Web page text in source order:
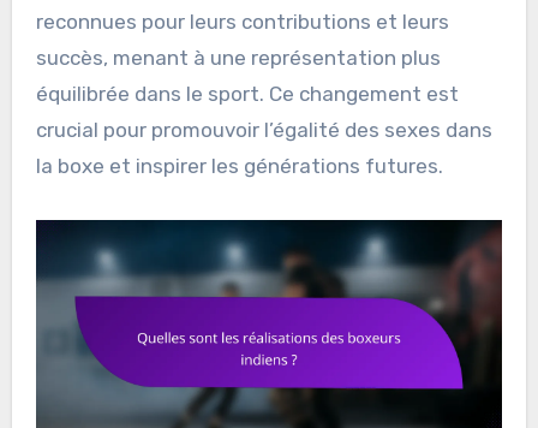
reconnues pour leurs contributions et leurs
succès, menant à une représentation plus
équilibrée dans le sport. Ce changement est
crucial pour promouvoir l’égalité des sexes dans
la boxe et inspirer les générations futures.